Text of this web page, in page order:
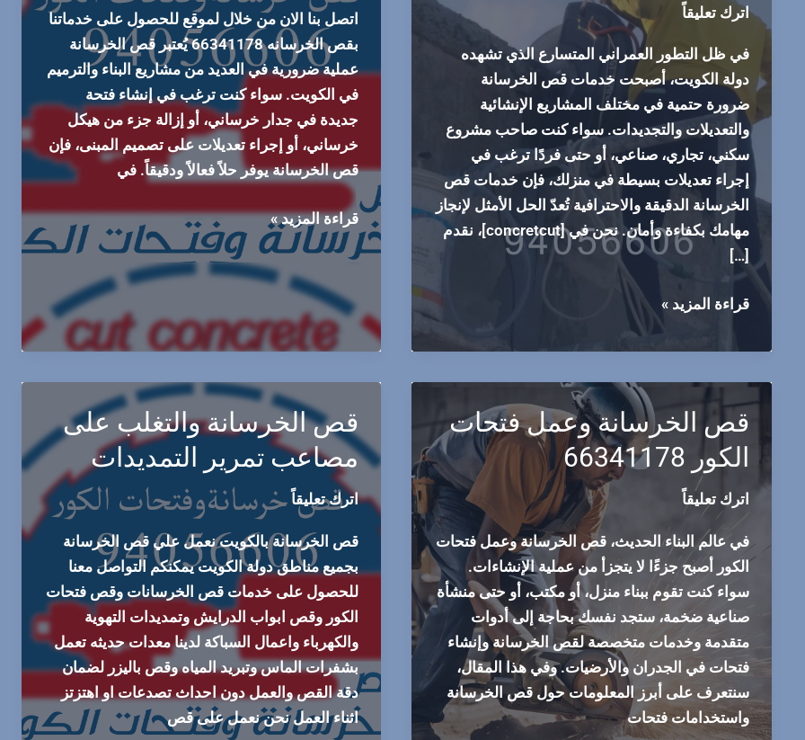
اترك تعليقاً
في ظل التطور العمراني المتسارع الذي تشهده
دولة الكويت، أصبحت خدمات قص الخرسانة
ضرورة حتمية في مختلف المشاريع الإنشائية
والتعديلات والتجديدات. سواء كنت صاحب مشروع
سكني، تجاري، صناعي، أو حتى فردًا ترغب في
إجراء تعديلات بسيطة في منزلك، فإن خدمات قص
الخرسانة الدقيقة والاحترافية تُعدّ الحل الأمثل لإنجاز
مهامك بكفاءة وأمان. نحن في [concretcut]، نقدم
[…]
قص
في
الكويت
حلول
متكاملة
وشاملة
احتياجاتك
الإنشائية
قراءة المزيد »
اتصل بنا الان من خلال لموقع للحصول على خدماتنا
بقص الخرسانه 66341178 يُعتبر قص الخرسانة
عملية ضرورية في العديد من مشاريع البناء والترميم
في الكويت. سواء كنت ترغب في إنشاء فتحة
جديدة في جدار خرساني، أو إزالة جزء من هيكل
خرساني، أو إجراء تعديلات على تصميم المبنى، فإن
قص الخرسانة يوفر حلاً فعالاً ودقيقاً. في
قص
الخرسانة
الكويت:
دليل
شامل
قراءة المزيد »
قص الخرسانة وعمل فتحات
الكور 66341178
اترك تعليقاً
في عالم البناء الحديث، قص الخرسانة وعمل فتحات
الكور أصبح جزءًا لا يتجزأ من عملية الإنشاءات.
سواء كنت تقوم ببناء منزل، أو مكتب، أو حتى منشأة
صناعية ضخمة، ستجد نفسك بحاجة إلى أدوات
متقدمة وخدمات متخصصة لقص الخرسانة وإنشاء
فتحات في الجدران والأرضيات. وفي هذا المقال،
سنتعرف على أبرز المعلومات حول قص الخرسانة
واستخدامات فتحات
قص الخرسانة والتغلب على
مصاعب تمرير التمديدات
اترك تعليقاً
قص الخرسانة بالكويت نعمل علي قص الخرسانة
بجميع مناطق دولة الكويت يمكنكم التواصل معنا
للحصول على خدمات قص الخرسانات وقص فتحات
الكور وقص ابواب الدرايش وتمديدات التهوية
والكهرباء واعمال السباكة لدينا معدات حديثه تعمل
بشفرات الماس وتبريد المياه وقص باليزر لضمان
دقة القص والعمل دون احداث تصدعات او اهتزتز
اثناء العمل نحن نعمل على قص